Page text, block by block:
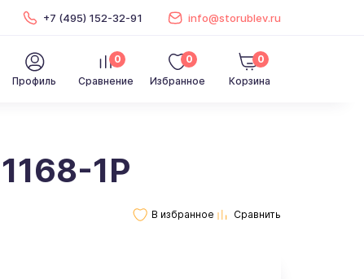
+7 (495) 152-32-91 info@storublev.ru
Профиль Сравнение
0
Избранное
0
Корзина
0
1P